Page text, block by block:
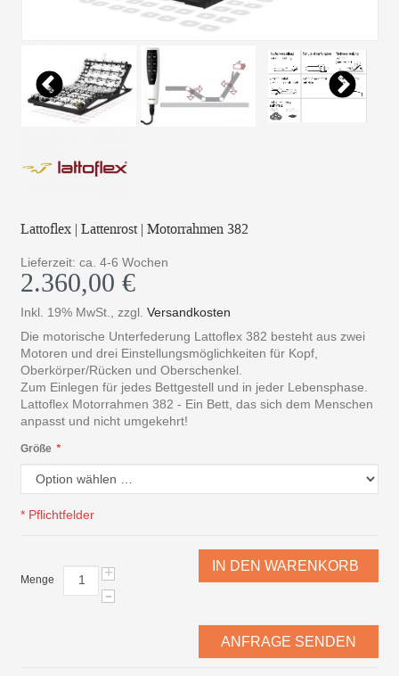
Lattoflex | Lattenrost | Motorrahmen 382
Lieferzeit: ca. 4-6 Wochen
2.360,00 €
Inkl. 19% MwSt. ,zzgl.Versandkosten
Die motorische Unterfederung Lattoflex 382 besteht aus zwei
Motoren und drei Einstellungsmöglichkeiten für Kopf,
Oberkörper/Rücken und Oberschenkel.
Zum Einlegen für jedes Bettgestell und in jeder Lebensphase.
Lattoflex Motorrahmen 382 - Ein Bett, das sich dem Menschen
anpasst und nicht umgekehrt!
*
Größe
* Pflichtfelder
Menge +
-
IN DEN WARENKORB
ANFRAGE SENDEN